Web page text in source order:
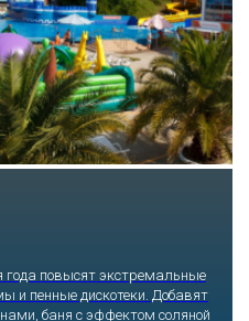
«Сочи
21
в сказку: встречаешь